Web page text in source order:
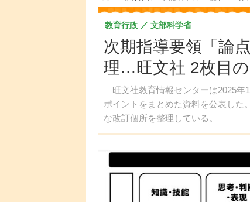
次期指導要領「論
理…旺文社 2枚目
旺文社教育情報センターは2025年
ポイントをまとめた資料を公表した
な改訂個所を整理している。
教育行政 文部科学省